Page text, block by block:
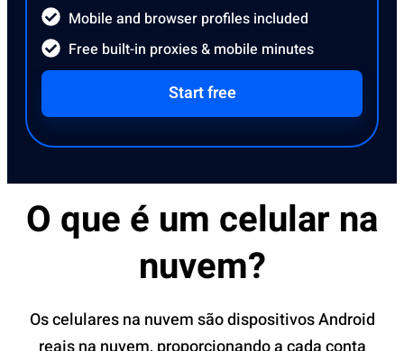
Mobile and browser profiles included
Free built-in proxies & mobile minutes
Start free
O que é um celular na
nuvem?
Os celulares na nuvem são dispositivos Android